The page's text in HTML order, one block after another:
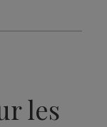
les